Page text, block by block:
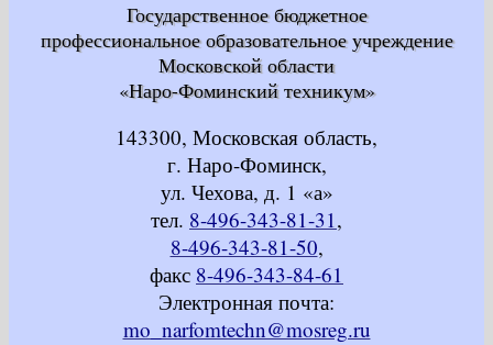
Государственное бюджетное
профессиональное образовательное учреждение
Московской области
«Наро-Фоминский техникум»
143300, Московская область,
г. Наро-Фоминск,
ул. Чехова, д. 1 «а»
тел. 8-496-343-81-31,
8-496-343-81-50,
факс 8-496-343-84-61
Электронная почта:
mo_narfomtechn@mosreg.ru